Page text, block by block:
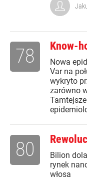
Know-
Nowa
Var na
wykryto
zarówno
78
Bilion
rynek
włosa
80